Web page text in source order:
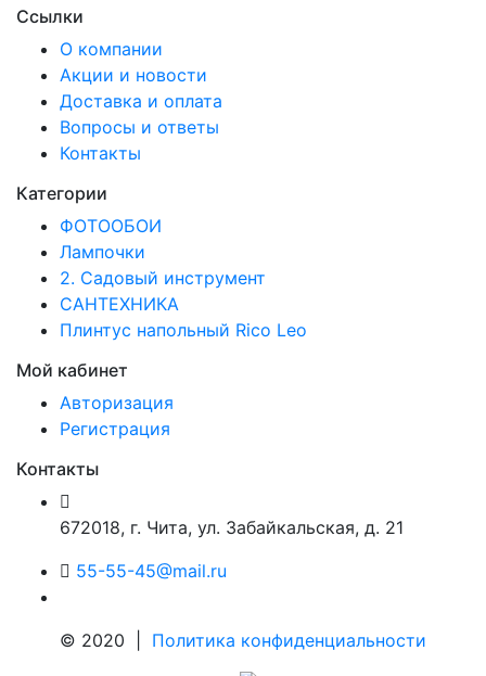
Ссылки
О компании
Акции и новости
Доставка и оплата
Вопросы и ответы
Контакты
Категории
ФОТООБОИ
Лампочки
2. Садовый инструмент
САНТЕХНИКА
Плинтус напольный Rico Leo
Мой кабинет
Авторизация
Регистрация
Контакты
672018, г. Чита, ул. Забайкальская, д. 21
55-55-45@mail.ru
© 2020 | Политика конфиденциальности